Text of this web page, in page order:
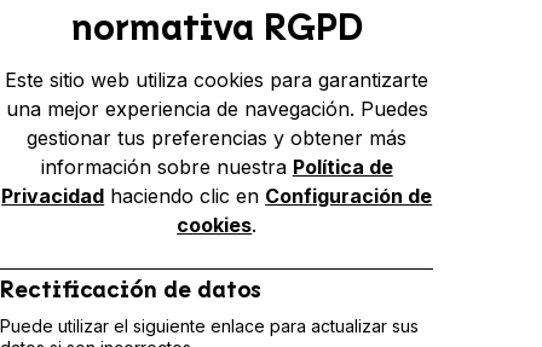
normativa RGPD
Este sitio web utiliza cookies para garantizarte
una mejor experiencia de navegación. Puedes
gestionar tus preferencias y obtener más
información sobre nuestra Política de
Privacidad haciendo clic en Configuración de
cookies.
Rectificación de datos
Puede utilizar el siguiente enlace para actualizar sus